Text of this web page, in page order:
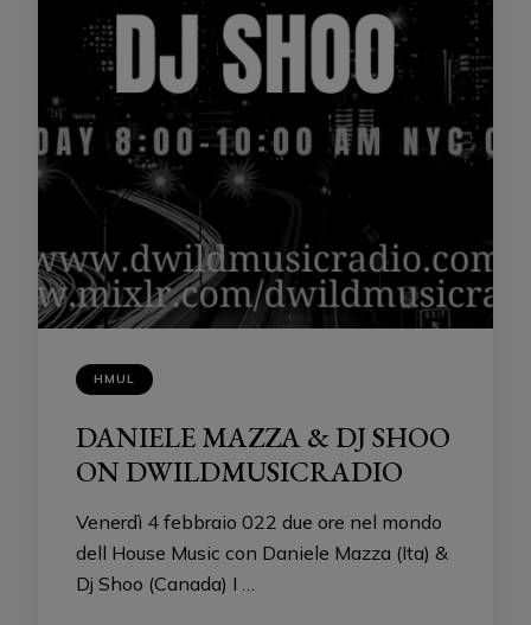
HMUL
DANIELE MAZZA & DJ SHOO
ON DWILDMUSICRADIO
Venerdì 4 febbraio 022 due ore nel mondo
dell House Music con Daniele Mazza (Ita) &
Dj Shoo (Canada) I …